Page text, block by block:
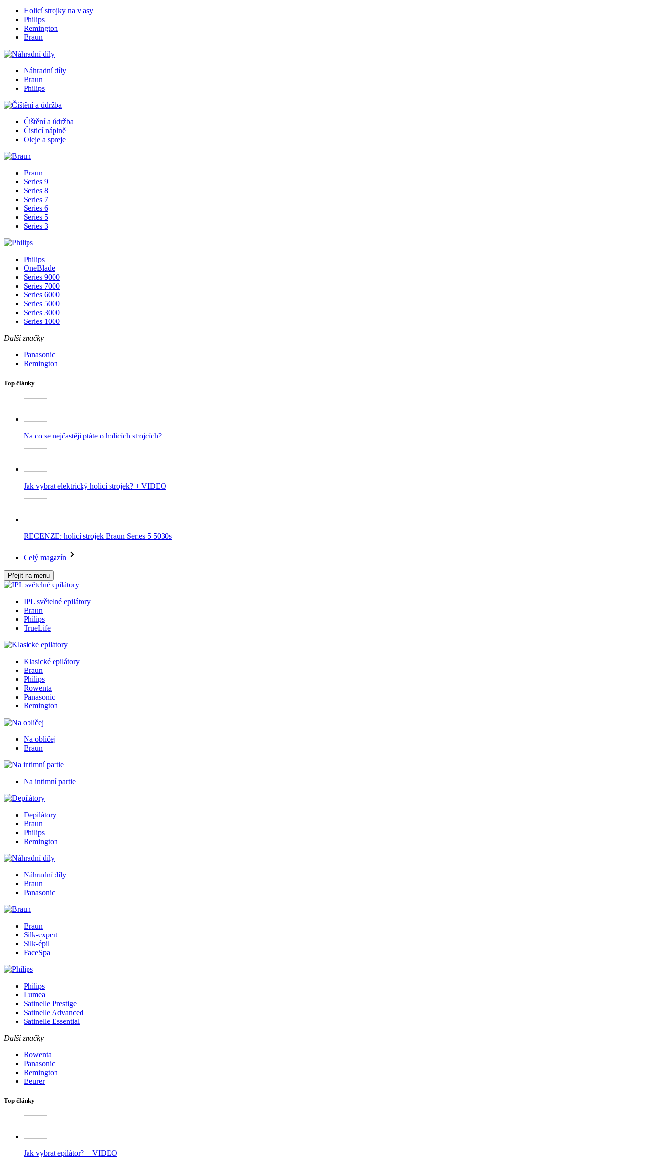
Holicí strojky na vlasy
Philips
Remington
Braun
Náhradní díly
Braun
Philips
Čištění a údržba
Čisticí náplně
Oleje a spreje
Braun
Series 9
Series 8
Series 7
Series 6
Series 5
Series 3
Philips
OneBlade
Series 9000
Series 7000
Series 6000
Series 5000
Series 3000
Series 1000
Další značky
Panasonic
Remington
Top články
Na co se nejčastěji ptáte o holicích strojcích?
Jak vybrat elektrický holicí strojek? + VIDEO
RECENZE: holicí strojek Braun Series 5 5030s
Celý magazín
Přejít na menu
IPL světelné epilátory
Braun
Philips
TrueLife
Klasické epilátory
Braun
Philips
Rowenta
Panasonic
Remington
Na obličej
Braun
Na intimní partie
Depilátory
Braun
Philips
Remington
Náhradní díly
Braun
Panasonic
Braun
Silk-expert
Silk-épil
FaceSpa
Philips
Lumea
Satinelle Prestige
Satinelle Advanced
Satinelle Essential
Další značky
Rowenta
Panasonic
Remington
Beurer
Top články
Jak vybrat epilátor? + VIDEO